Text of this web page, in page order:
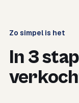
Zo simpel is het
In 3